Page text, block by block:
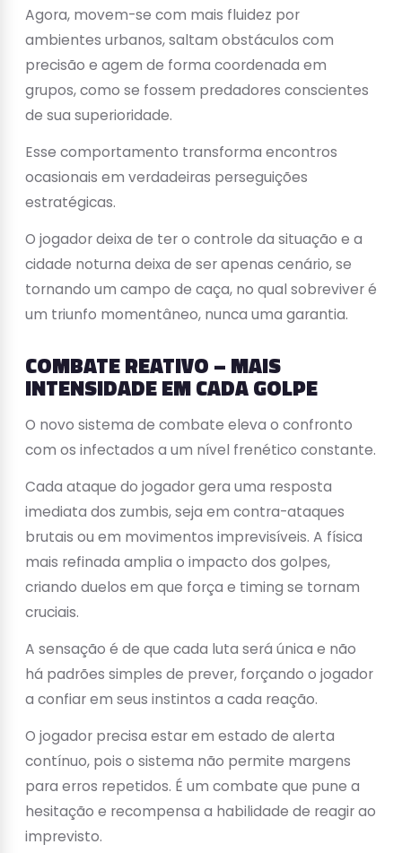
Agora, movem-se com mais fluidez por
ambientes urbanos, saltam obstáculos com
precisão e agem de forma coordenada em
grupos, como se fossem predadores conscientes
de sua superioridade.
Esse comportamento transforma encontros
ocasionais em verdadeiras perseguições
estratégicas.
O jogador deixa de ter o controle da situação e a
cidade noturna deixa de ser apenas cenário, se
tornando um campo de caça, no qual sobreviver é
um triunfo momentâneo, nunca uma garantia.
COMBATE REATIVO – MAIS
INTENSIDADE EM CADA GOLPE
O novo sistema de combate eleva o confronto
com os infectados a um nível frenético constante.
Cada ataque do jogador gera uma resposta
imediata dos zumbis, seja em contra-ataques
brutais ou em movimentos imprevisíveis. A física
mais refinada amplia o impacto dos golpes,
criando duelos em que força e timing se tornam
cruciais.
A sensação é de que cada luta será única e não
há padrões simples de prever, forçando o jogador
a confiar em seus instintos a cada reação.
O jogador precisa estar em estado de alerta
contínuo, pois o sistema não permite margens
para erros repetidos. É um combate que pune a
hesitação e recompensa a habilidade de reagir ao
imprevisto.